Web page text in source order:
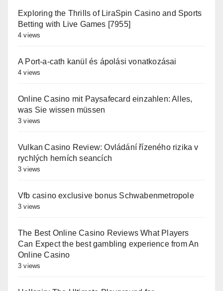
Exploring the Thrills of LiraSpin Casino and Sports
Betting with Live Games [7955]
4 views
A Port-a-cath kanül és ápolási vonatkozásai
4 views
Online Casino mit Paysafecard einzahlen: Alles,
was Sie wissen müssen
3 views
Vulkan Casino Review: Ovládání řízeného rizika v
rychlých herních seancích
3 views
Vfb casino exclusive bonus Schwabenmetropole
3 views
The Best Online Casino Reviews What Players
Can Expect the best gambling experience from An
Online Casino
3 views